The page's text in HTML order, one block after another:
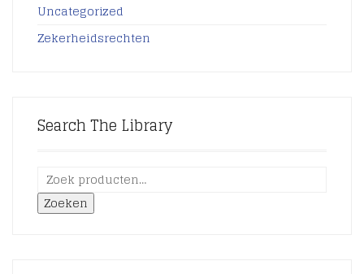
Uncategorized
Zekerheidsrechten
Search The Library
Zoeken